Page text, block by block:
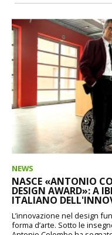
NEWS
NASCE «ANTONIO
DESIGN AWARD»: A
ITALIANO
L’innovazione nel design
forma d’arte. Sotto le